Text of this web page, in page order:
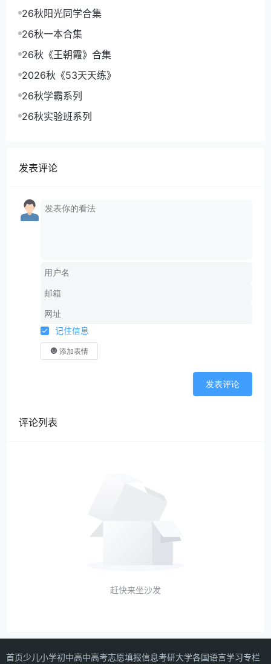
| |─48 《孟子》1-3.mp3
| |─50 《孟子》1-5.mp3
26秋阳光同学合集
26秋一本合集
26秋《王朝霞》合集
2026秋《53天天练》
26秋学霸系列
26秋实验班系列
发表评论
记住信息
添加表情
发表评论
评论列表
赶快来坐沙发
首页少儿小学初中高中高考志愿填报信息考研大学各国语言学习专栏